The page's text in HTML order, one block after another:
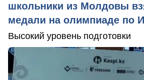
школьники из Молдовы
медали на олимпиаде по
Высокий уровень подготовки